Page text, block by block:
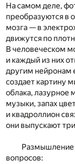
На самом деле,
преобразуются в
мозга — в
движутся по
В человеческом
и каждый из них
другим нейронам
создает картину
облака,
музыки, запах
и квадроллион
они выпускают
Размышление
вопросов: